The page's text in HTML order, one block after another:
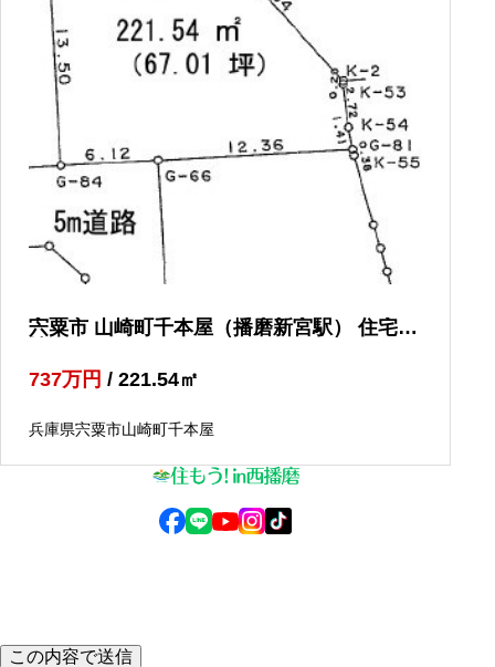
宍粟市 山崎町千本屋（播磨新宮駅） 住宅用
737万円 / 221.54㎡
兵庫県宍粟市山崎町千本屋
この内容で送信